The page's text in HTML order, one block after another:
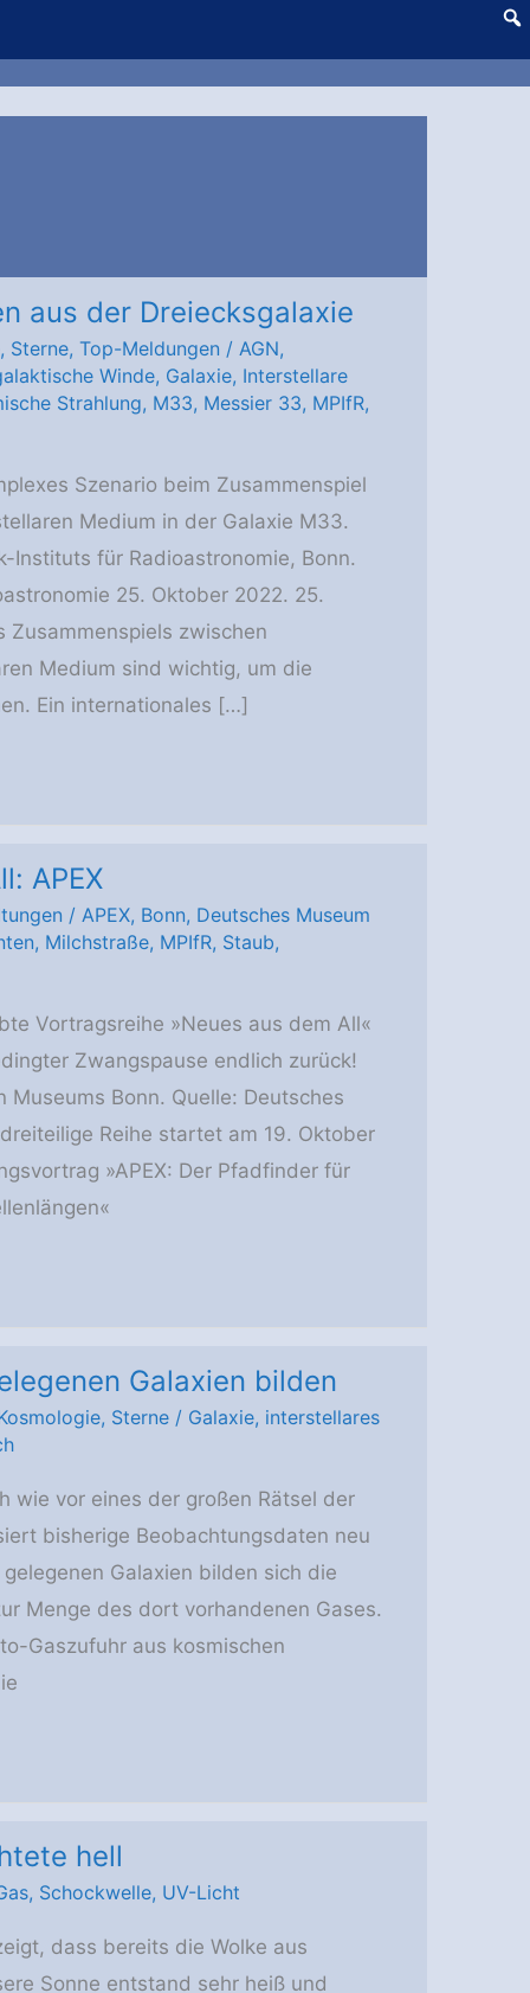
aus der Dreiecksgalaxie
, Sterne, Top-Meldungen / AGN,
Winde, Galaxie, Interstellare
Strahlung, M33, Messier 33, MPIfR,
Szenario beim Zusammenspiel
Medium in der Galaxie M33.
Instituts für Radioastronomie, Bonn.
25. Oktober 2022. 25.
Zusammenspiels zwischen
Medium sind wichtig, um die
Ein internationales […]
APEX
/ APEX, Bonn, Deutsches Museum
, Milchstraße, MPIfR, Staub,
Vortragsreihe »Neues aus dem All«
Zwangspause endlich zurück!
Bonn. Quelle: Deutsches
Reihe startet am 19. Oktober
»APEX: Der Pfadfinder für
Galaxien bilden
, Sterne/ Galaxie, interstellares
wie vor eines der großen Rätsel der
bisherige Beobachtungsdaten neu
Galaxien bilden sich die
Menge des dort vorhandenen Gases.
Gaszufuhr aus kosmischen
hell
, Schockwelle, UV-Licht
dass bereits die Wolke aus
Sonne entstand sehr heiß und